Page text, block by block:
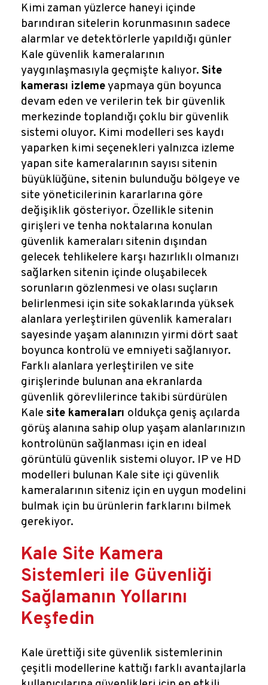
Kimi zaman yüzlerce haneyi içinde
barındıran sitelerin korunmasının sadece
alarmlar ve detektörlerle yapıldığı günler
Kale güvenlik kameralarının
yaygınlaşmasıyla geçmişte kalıyor. Site
kamerası izlemeyapmaya gün boyunca
devam eden ve verilerin tek bir güvenlik
merkezinde toplandığı çoklu bir güvenlik
sistemi oluyor. Kimi modelleri ses kaydı
yaparken kimi seçenekleri yalnızca izleme
yapan site kameralarının sayısı sitenin
büyüklüğüne, sitenin bulunduğu bölgeye ve
site yöneticilerinin kararlarına göre
değişiklik gösteriyor. Özellikle sitenin
girişleri ve tenha noktalarına konulan
güvenlik kameraları sitenin dışından
gelecek tehlikelere karşı hazırlıklı olmanızı
sağlarken sitenin içinde oluşabilecek
sorunların gözlenmesi ve olası suçların
belirlenmesi için site sokaklarında yüksek
alanlara yerleştirilen güvenlik kameraları
sayesinde yaşam alanınızın yirmi dört saat
boyunca kontrolü ve emniyeti sağlanıyor.
Farklı alanlara yerleştirilen ve site
girişlerinde bulunan ana ekranlarda
güvenlik görevlilerince takibi sürdürülen
Kale site kameraları oldukça geniş açılarda
görüş alanına sahip olup yaşam alanlarınızın
kontrolünün sağlanması için en ideal
görüntülü güvenlik sistemi oluyor. IP ve HD
modelleri bulunan Kale site içi güvenlik
kameralarının siteniz için en uygun modelini
bulmak için bu ürünlerin farklarını bilmek
gerekiyor.
Kale Site Kamera
Sistemleri ile Güvenliği
Sağlamanın Yollarını
Keşfedin
Kale ürettiği site güvenlik sistemlerinin
çeşitli modellerine kattığı farklı avantajlarla